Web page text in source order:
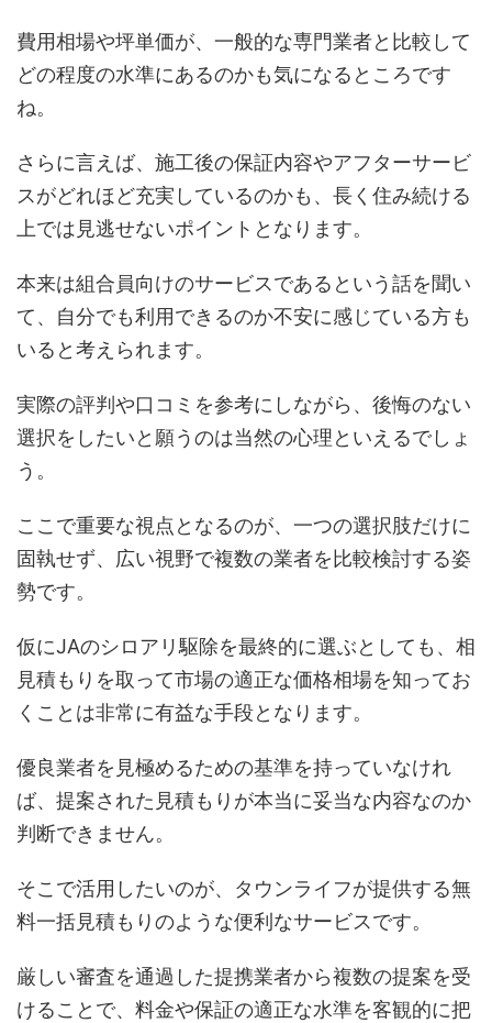
費用相場や坪単価が、一般的な専門業者と比較して
どの程度の水準にあるのかも気になるところです
ね。
さらに言えば、施工後の保証内容やアフターサービ
スがどれほど充実しているのかも、長く住み続ける
上では見逃せないポイントとなります。
本来は組合員向けのサービスであるという話を聞い
て、自分でも利用できるのか不安に感じている方も
いると考えられます。
実際の評判や口コミを参考にしながら、後悔のない
選択をしたいと願うのは当然の心理といえるでしょ
う。
ここで重要な視点となるのが、一つの選択肢だけに
固執せず、広い視野で複数の業者を比較検討する姿
勢です。
仮にJAのシロアリ駆除を最終的に選ぶとしても、相
見積もりを取って市場の適正な価格相場を知ってお
くことは非常に有益な手段となります。
優良業者を見極めるための基準を持っていなけれ
ば、提案された見積もりが本当に妥当な内容なのか
判断できません。
そこで活用したいのが、タウンライフが提供する無
料一括見積もりのような便利なサービスです。
厳しい審査を通過した提携業者から複数の提案を受
けることで、料金や保証の適正な水準を客観的に把